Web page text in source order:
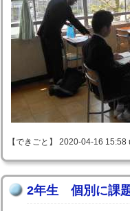
【できごと】 2020-04-16 15:58
2年生 個別に課